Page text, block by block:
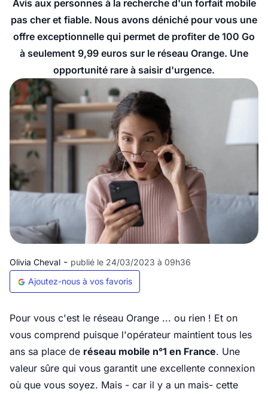
Avis aux personnes à la recherche d'un forfait mobile
pas cher et fiable. Nous avons déniché pour vous une
offre exceptionnelle qui permet de profiter de 100 Go
à seulement 9,99 euros sur le réseau Orange. Une
opportunité rare à saisir d'urgence.
Olivia Cheval - publié le 24/03/2023 à 09h36
Ajoutez-nous à vos favoris
Pour vous c'est le réseau Orange ... ou rien ! Et on
vous comprend puisque l'opérateur maintient tous les
ans sa place de réseau mobile n°1 en France. Une
valeur sûre qui vous garantit une excellente connexion
où que vous soyez. Mais - car il y a un mais- cette